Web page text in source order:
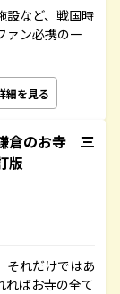
設など、戦国時
ァン必携の一
細を見る
倉のお寺 三
版
それだけではあ
ればお寺の全て